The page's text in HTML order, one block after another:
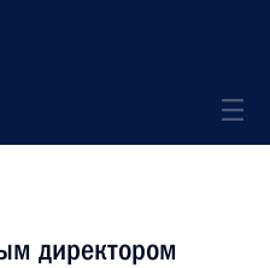
директором